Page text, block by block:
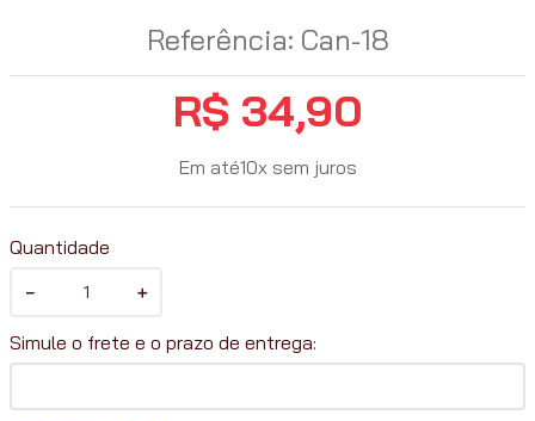
Referência: Can-18
R$ 34,90
Em até10x sem juros
Quantidade
＋
－